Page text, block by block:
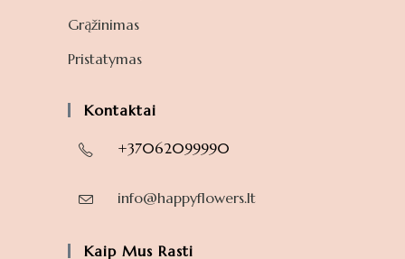
Grąžinimas
Pristatymas
Kontaktai
+37062099990
info@happyflowers.lt
Kaip Mus Rasti